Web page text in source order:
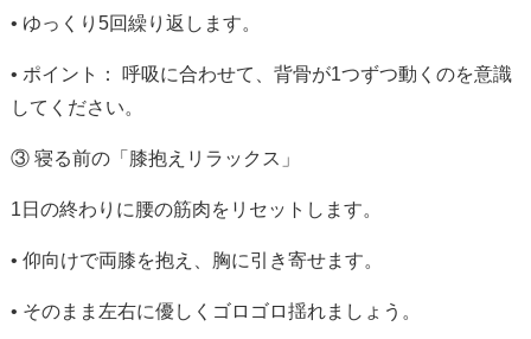
• ゆっくり5回繰り返します。
• ポイント：
呼吸に合わせて、背骨が1つずつ動くのを意識
してください。
③ 寝る前の「膝抱えリラックス」
1日の終わりに腰の筋肉をリセットします。
• 仰向けで両膝を抱え、胸に引き寄せます。
• そのまま左右に優しくゴロゴロ揺れましょう。